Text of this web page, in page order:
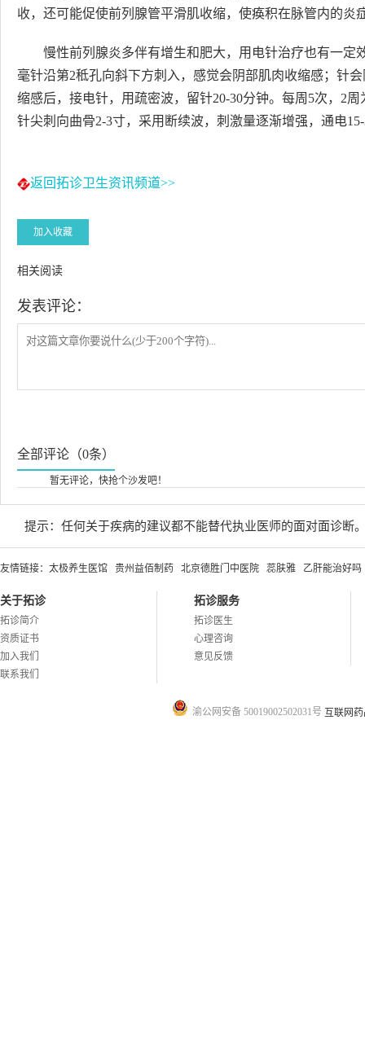
收，还可能促使前列腺管平滑肌收缩，使痪积在脉管内的炎
慢性前列腺炎多伴有增生和肥大，用电针治疗也有一定
毫针沿第2秪孔向斜下方刺入，感觉会阴部肌肉收缩感；针
缩感后，接电针，用疏密波，留针20-30分钟。每周5次，2
针尖刺向曲骨2-3寸，采用断续波，刺激量逐渐增强，通电
返回拓诊卫生资讯频道>>
加入收藏
相关阅读
发表评论：
全部评论（0条）
暂无评论，快抢个沙发吧！
提示：任何关于疾病的建议都不能替代执业医师的面对面诊断
友情链接： 太极养生医馆 贵州益佰制药 北京德胜门中医院 蕊肤雅 乙肝能治好吗
关于拓诊
拓诊简介
资质证书
加入我们
联系我们
拓诊服务
拓诊医生
心理咨询
意见反馈
渝公网安备 50019002502031号 互联网